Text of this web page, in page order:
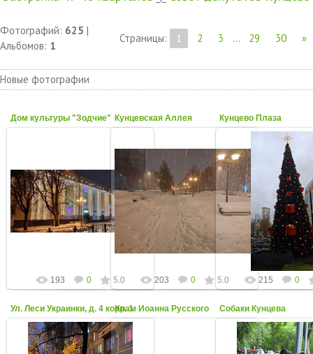
Фотографий: 625 |
Альбомов: 1
Страницы: 1 2 3 ... 29 30 »
Новые фотографии
Дом культуры "Зодчие"
16 Января 2025
Фото от Анны К.
kuntsevo-online
193 0 5.0
Кунцевская Аллея
03 Января 2025
06 декабря 2024 год
kuntsevo-online
203 0 5.0
Кунцево Плаза
12 Ноября
"Ноябрьская"
12.11.2024
kuntsevo-
215 0
Ул. Леси Украинки, д. 4 корп. 1Храм Иоанна Русского Собаки Кунцева